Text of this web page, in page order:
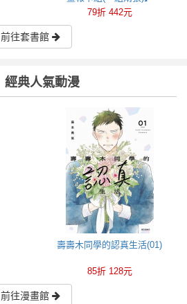
79折 442元
前往套書館
經典人氣動漫
壽壽木同學的認真生活(01)
85折 128元
前往漫畫館